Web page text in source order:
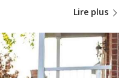
Lire plus